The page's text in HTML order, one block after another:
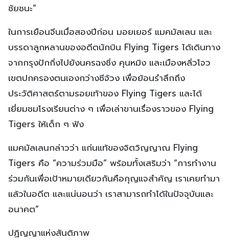
ชัยชนะ”
ในการเยือนจีนเมื่อสองปีก่อน มอยเยอร์ แมคมัลเลน และ
บรรดาลูกหลานของอดีตนักบิน Flying Tigers ได้เดินทาง
จากกรุงปักกิ่งไปยังนครฉงชิ่ง คุนหมิง และเมืองหลิ่วโจว
เขตปกครองตนเองกว่างซีจ้วง เพื่อย้อนรำลึกถึง
ประวัติศาสตร์ตามรอยเท้าของ Flying Tigers และได้
เยี่ยมชมโรงเรียนต่าง ๆ เพื่อเล่าขานเรื่องราวของ Flying
Tigers ให้เด็ก ๆ ฟัง
แมคมัลเลนกล่าวว่า แก่นแท้ของจิตวิญญาณ Flying
Tigers คือ “ความร่วมมือ” พร้อมทั้งเสริมว่า “การทำงาน
ร่วมกันเพื่อเป้าหมายเดียวกันคือกุญแจสำคัญ เราเคยทำมา
แล้วในอดีต และแน่นอนว่า เราสามารถทำได้ในปัจจุบันและ
อนาคต”
ปฏิญญาแห่งสันติภาพ